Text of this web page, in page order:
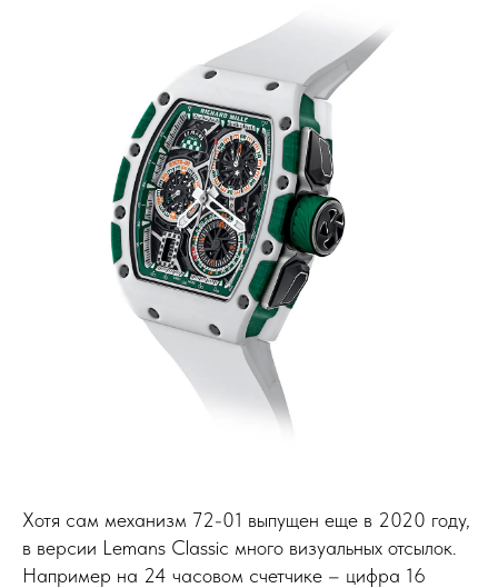
Хотя сам механизм 72-01 выпущен еще в 2020 году,
в версии Lemans Classic много визуальных отсылок.
Например на 24 часовом счетчике – цифра 16